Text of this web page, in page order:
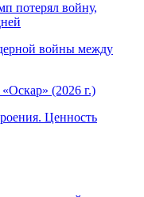
потерял войну,
войны между
(2026 г.)
Ценность